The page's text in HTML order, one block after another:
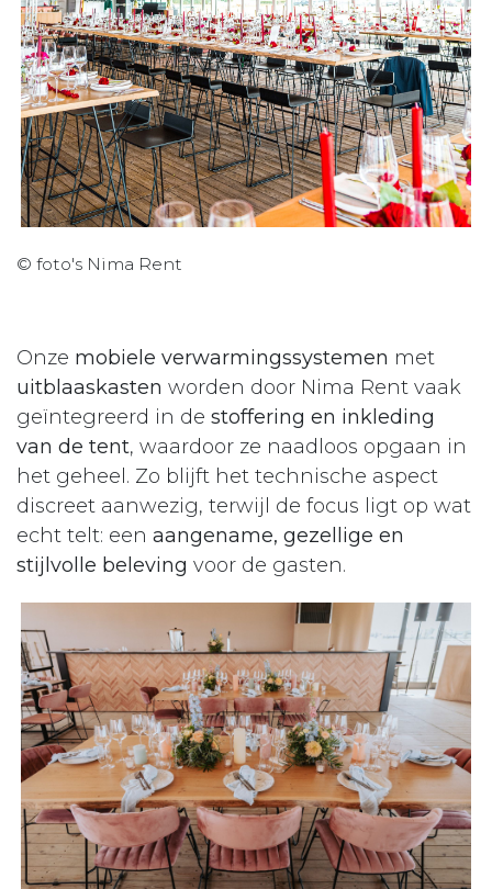
© foto's Nima Rent
Onze mobiele verwarmingssystemen met
uitblaaskasten worden door Nima Rent vaak
geïntegreerd in de stoffering en inkleding
van de tent, waardoor ze naadloos opgaan in
het geheel. Zo blijft het technische aspect
discreet aanwezig, terwijl de focus ligt op wat
echt telt: een aangename, gezellige en
stijlvolle beleving voor de gasten.